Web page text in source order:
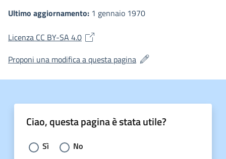
Ultimo aggiornamento: 1 gennaio 1970
Licenza CC BY-SA 4.0(si apre in una nuova finestra)
Proponi una modifica a questa pagina (si apre in una nuova
Ciao, questa pagina è stata utile?
Scegli la risposta:
Sì No